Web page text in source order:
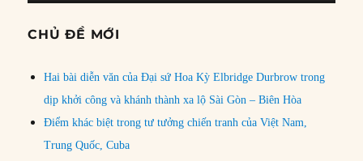
CHỦ ĐỀ MỚI
Hai bài diễn văn của Đại sứ Hoa Kỳ Elbridge Durbrow trong
dịp khởi công và khánh thành xa lộ Sài Gòn – Biên Hòa
Điểm khác biệt trong tư tưởng chiến tranh của Việt Nam,
Trung Quốc, Cuba